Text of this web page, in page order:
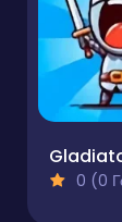
0 (0